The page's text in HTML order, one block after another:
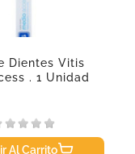
Dientes Vitis
. 1 Unidad
Al Carrito